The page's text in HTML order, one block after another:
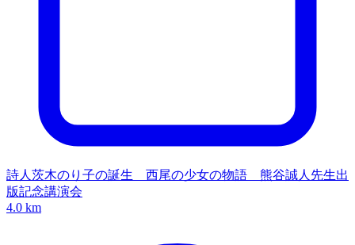
詩人茨木のり子の誕生 西尾の少女の物語 熊谷誠人先生出
版記念講演会
4.0 km